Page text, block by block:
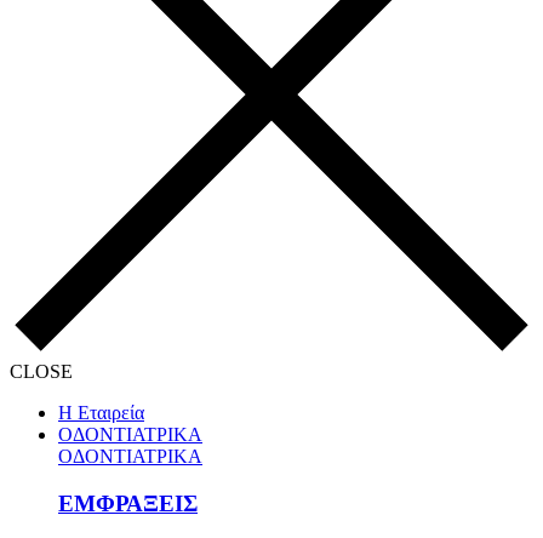
CLOSE
Η Εταιρεία
ΟΔΟΝΤΙΑΤΡΙΚΑ
ΟΔΟΝΤΙΑΤΡΙΚΑ
ΕΜΦΡΑΞΕΙΣ